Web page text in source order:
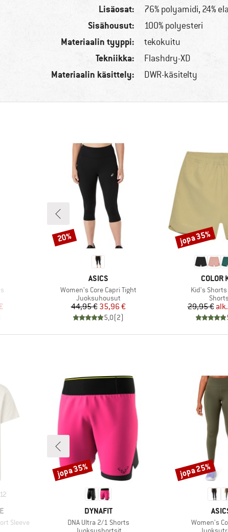
Lisäosat: 76% polyamidi, 24%
Sisähousut: 100% polyesteri
Materiaalin tyyppi: tekokuitu
Tekniikka: Flashdry-XD
Materiaalin käsittely: DWR-käsitelty
hinta
MERKKI
ASICS
Tuote
Women's Core Capri Tight
Tuoteryhmä
Juoksuhousut
Hinta
44,95 €Alennettu hinta
35,96 €
5,0(2)
Alennus
20%
MERKKI
COLOR
Tuote
Kid's
29,95 € alk.
Alennus
jopa 35%
12
Sleeve
MERKKI
DYNAFIT
Tuote
DNA Ultra 2/1 Shorts
Tuoteryhmä
Alennus
jopa 35%
Tuote
Women's
Alennus
jopa 25%